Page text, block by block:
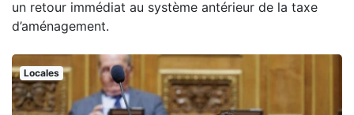
un retour immédiat au système antérieur de la taxe
d’aménagement.
Locales